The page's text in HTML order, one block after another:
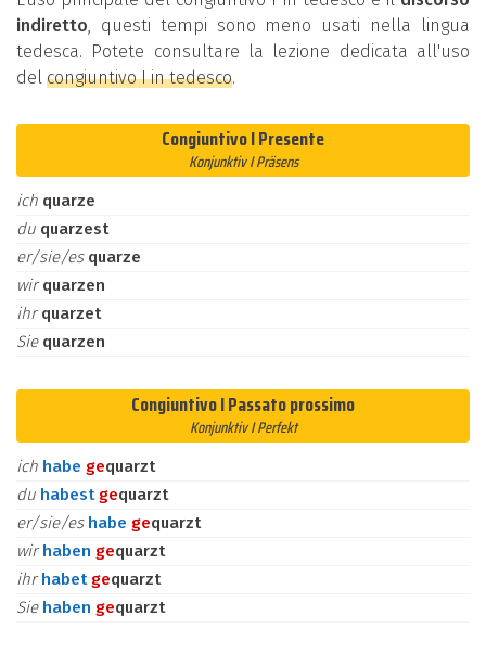
indiretto, questi tempi sono meno usati nella lingua
tedesca. Potete consultare la lezione dedicata all'uso
del congiuntivo I in tedesco.
Congiuntivo I Presente
Konjunktiv I Präsens
ich quarze
du quarzest
er/sie/es quarze
wirquarzen
ihrquarzet
Sie quarzen
Congiuntivo I Passato prossimo
Konjunktiv I Perfekt
ich habe gequarzt
du habest gequarzt
er/sie/es habe gequarzt
wirhaben gequarzt
ihrhabet gequarzt
Sie haben gequarzt